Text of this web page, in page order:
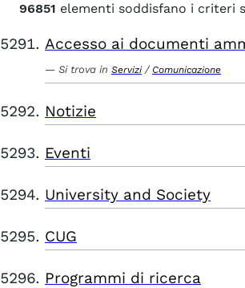
96851 elementi soddisfano i criteri
Accesso ai documenti
Si trova in Servizi / Comunicazione
Notizie
Eventi
University and Society
CUG
Programmi di ricerca